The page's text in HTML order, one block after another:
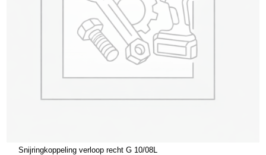
Snijringkoppeling verloop recht G 10/08L